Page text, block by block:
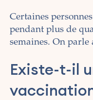
Certaines
pendant plus de
semaines. On
Existe-t-il